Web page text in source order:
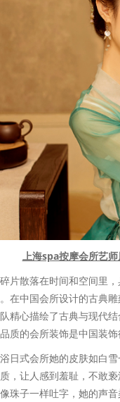
上海spa按摩会所艺
片散落在时间和空间里
在中国会所设计的古典
精心描绘了古典与现代
质的会所装饰是中国装饰
日式会所她的皮肤如白
，让人感到羞耻，不敢
珠子一样吐字，她的声